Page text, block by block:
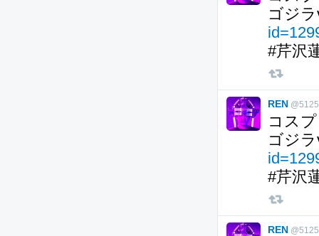
ゴジ
#芹沢
REN
コス
ゴジ
#芹沢
REN